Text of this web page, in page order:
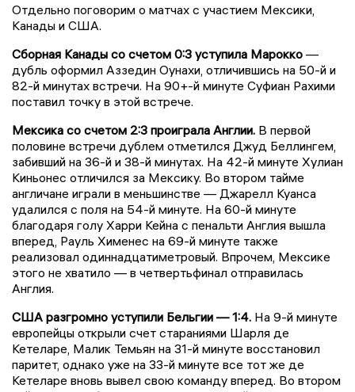
Отдельно поговорим о матчах с участием Мексики,
Канады и США.
Сборная Канады со счетом 0:3 уступила Марокко —
дубль оформил Аззедин Оунахи, отличившись на 50-й и
82-й минутах встречи. На 90+-й минуте Суфиан Рахими
поставил точку в этой встрече.
Мексика со счетом 2:3 проиграла Англии. В первой
половине встречи дублем отметился Джуд Беллингем,
забивший на 36-й и 38-й минутах. На 42-й минуте Хулиан
Киньонес отличился за Мексику. Во втором тайме
англичане играли в меньшинстве — Джарелл Куанса
удалился с поля на 54-й минуте. На 60-й минуте
благодаря голу Харри Кейна с пенальти Англия вышла
вперед, Рауль Хименес на 69-й минуте также
реализовал одиннадцатиметровый. Впрочем, Мексике
этого не хватило — в четвертьфинал отправилась
Англия.
США разгромно уступили Бельгии — 1:4. На 9-й минуте
европейцы открыли счет стараниями Шарля де
Кетеларе, Малик Темьян на 31-й минуте восстановил
паритет, однако уже на 33-й минуте все тот же де
Кетеларе вновь вывел свою команду вперед. Во втором